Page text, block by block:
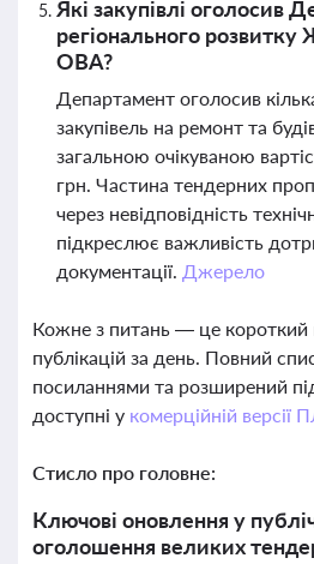
Які закупівлі оголосив
регіонального
ОВА?
Департамент оголосив
закупівель на ремонт та
загальною очікуваною
грн. Частина тендерних
через невідповідність
підкреслює важливість
документації. Джерело
Кожне з питань — це короткий
публікацій за день. Повний
посиланнями та розширений
доступні у комерційній версії
Стисло про головне:
Ключові оновлення у
оголошення великих